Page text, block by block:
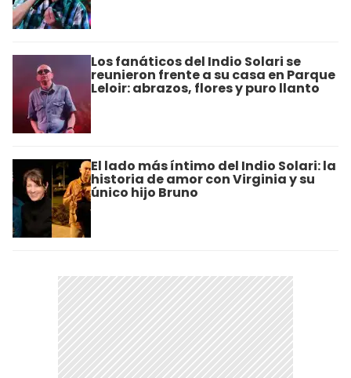
Los fanáticos del Indio Solari se
reunieron frente a su casa en Parque
Leloir: abrazos, flores y puro llanto
El lado más íntimo del Indio Solari: la
historia de amor con Virginia y su
único hijo Bruno